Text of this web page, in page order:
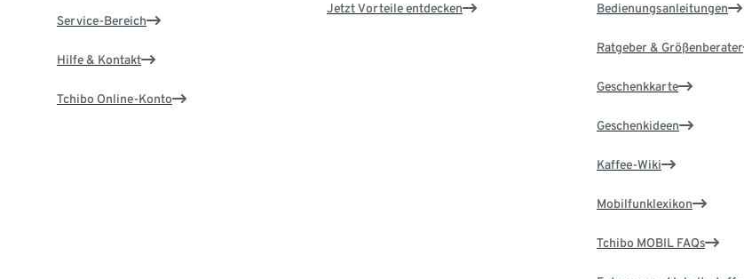
Service-Bereich
Hilfe & Kontakt
Tchibo Online-Konto
Jetzt Vorteile entdecken Bedienungsanleitungen
Ratgeber & Größenberater
Geschenkkarte
Geschenkideen
Kaffee-Wiki
Mobilfunklexikon
Tchibo MOBIL FAQs